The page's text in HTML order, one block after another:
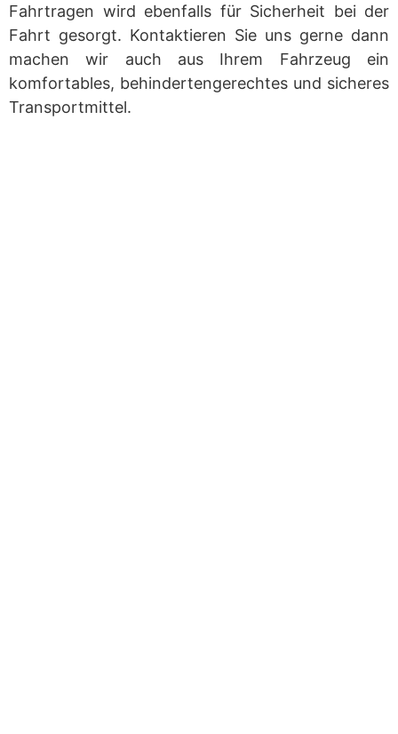
Fahrtragen wird ebenfalls für Sicherheit bei der
Fahrt gesorgt. Kontaktieren Sie uns gerne dann
machen wir auch aus Ihrem Fahrzeug ein
komfortables, behindertengerechtes und sicheres
Transportmittel.